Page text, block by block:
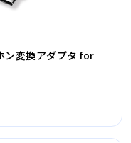
ン変換アダプタ for